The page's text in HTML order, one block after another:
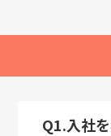
Q1.入社